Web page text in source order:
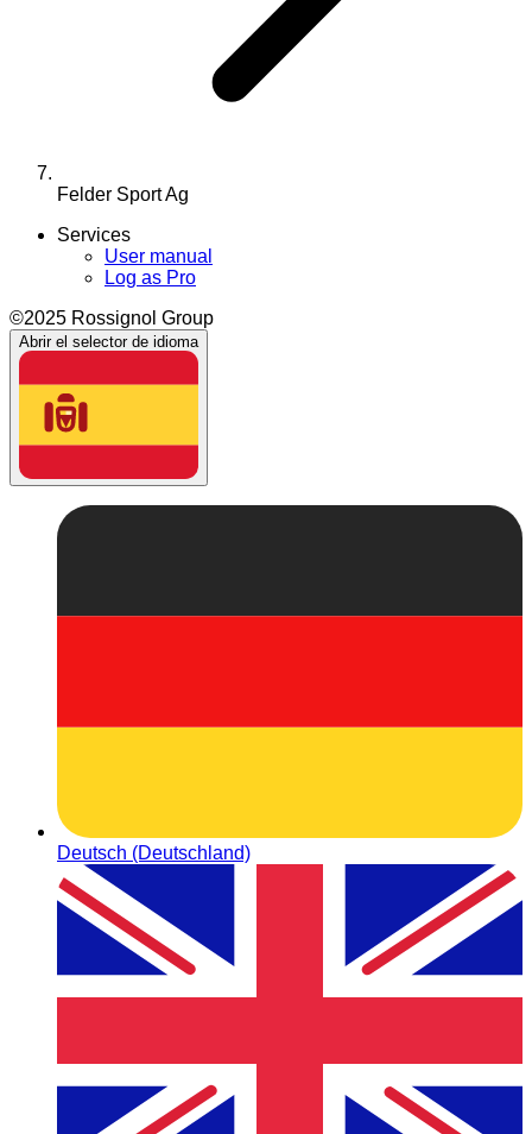
Felder Sport Ag
Services
User manual
Log as Pro
©2025 Rossignol Group
Abrir el selector de idioma
Deutsch (Deutschland)